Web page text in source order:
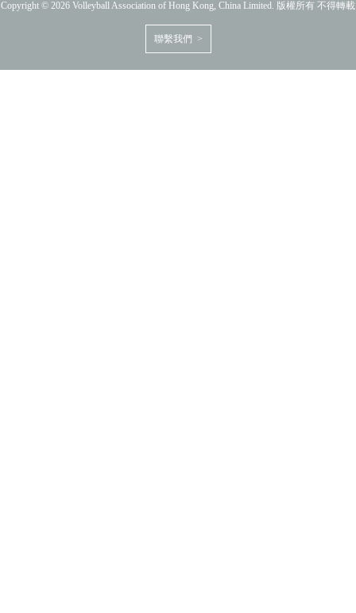
Copyright © 2026 Volleyball Association of Hong Kong, China Limited. 版權所有 不得轉載
聯繫我們 >